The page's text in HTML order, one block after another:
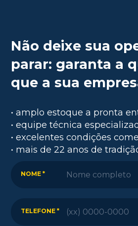
Não deixe sua
parar: garanta a
que a sua
• amplo estoque a pronta
• equipe técnica
• excelentes condições
• mais de 22 anos de
NOME *
TELEFONE *